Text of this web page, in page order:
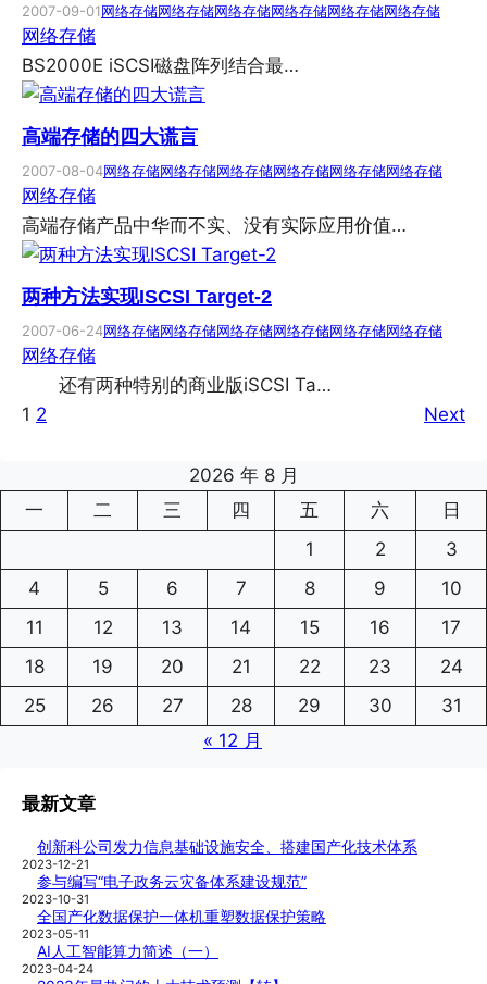
2007-09-01网络存储网络存储网络存储网络存储网络存储网络存储
网络存储
BS2000E iSCSI磁盘阵列结合最…
高端存储的四大谎言
2007-08-04网络存储网络存储网络存储网络存储网络存储网络存储
网络存储
高端存储产品中华而不实、没有实际应用价值…
两种方法实现ISCSI Target-2
2007-06-24网络存储网络存储网络存储网络存储网络存储网络存储
网络存储
还有两种特别的商业版iSCSI Ta…
1 2 Next
2026 年 8 月
一
二 三 四 五 六
日
1
2
3
4
5 6 7 8 9
10
11
12 13 14 15 16
17
18
19 20 21 22 23
24
25
26 27 28 29 30
31
« 12 月
最新文章
创新科公司发力信息基础设施安全、搭建国产化技术体系
2023-12-21
参与编写“电子政务云灾备体系建设规范”
2023-10-31
全国产化数据保护一体机重塑数据保护策略
2023-05-11
AI人工智能算力简述（一）
2023-04-24